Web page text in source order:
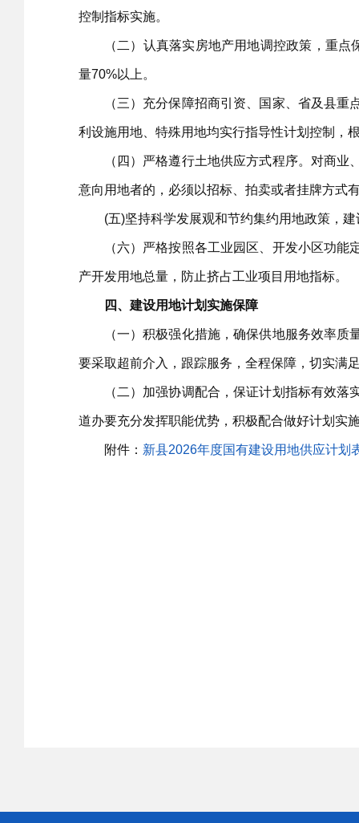
控制指标实施。
（二）认真落实房地产用地调控政策，重点保
量70%以上。
（三）充分保障招商引资、国家、省及县重点
利设施用地、特殊用地均实行指导性计划控制，
（四）严格遵行土地供应方式程序。对商业、
意向用地者的，必须以招标、拍卖或者挂牌方式
(五)坚持科学发展观和节约集约用地政策，建
（六）严格按照各工业园区、开发小区功能定
产开发用地总量，防止挤占工业项目用地指标。
四、建设用地计划实施保障
（一）积极强化措施，确保供地服务效率质量
要采取超前介入，跟踪服务，全程保障，切实满
（二）加强协调配合，保证计划指标有效落实
道办要充分发挥职能优势，积极配合做好计划实
附件： 新县2026年度国有建设用地供应计划